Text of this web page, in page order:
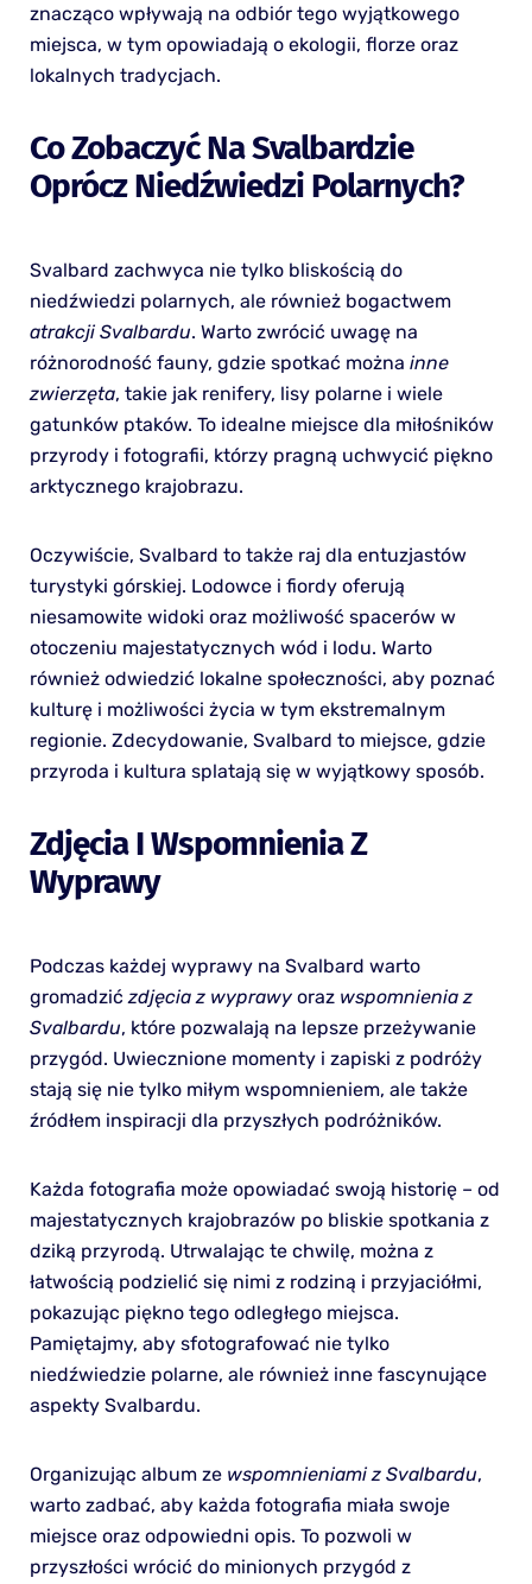
znacząco wpływają na odbiór tego wyjątkowego
miejsca, w tym opowiadają o ekologii, florze oraz
lokalnych tradycjach.
Co Zobaczyć Na Svalbardzie
Oprócz Niedźwiedzi Polarnych?
Svalbard zachwyca nie tylko bliskością do
niedźwiedzi polarnych, ale również bogactwem
atrakcji Svalbardu. Warto zwrócić uwagę na
różnorodność fauny, gdzie spotkać można inne
zwierzęta, takie jak renifery, lisy polarne i wiele
gatunków ptaków. To idealne miejsce dla miłośników
przyrody i fotografii, którzy pragną uchwycić piękno
arktycznego krajobrazu.
Oczywiście, Svalbard to także raj dla entuzjastów
turystyki górskiej. Lodowce i fiordy oferują
niesamowite widoki oraz możliwość spacerów w
otoczeniu majestatycznych wód i lodu. Warto
również odwiedzić lokalne społeczności, aby poznać
kulturę i możliwości życia w tym ekstremalnym
regionie. Zdecydowanie, Svalbard to miejsce, gdzie
przyroda i kultura splatają się w wyjątkowy sposób.
Zdjęcia I Wspomnienia Z
Wyprawy
Podczas każdej wyprawy na Svalbard warto
gromadzićzdjęcia z wyprawyoraz wspomnienia z
Svalbardu, które pozwalają na lepsze przeżywanie
przygód. Uwiecznione momenty i zapiski z podróży
stają się nie tylko miłym wspomnieniem, ale także
źródłem inspiracji dla przyszłych podróżników.
Każda fotografia może opowiadać swoją historię – od
majestatycznych krajobrazów po bliskie spotkania z
dziką przyrodą. Utrwalając te chwilę, można z
łatwością podzielić się nimi z rodziną i przyjaciółmi,
pokazując piękno tego odległego miejsca.
Pamiętajmy, aby sfotografować nie tylko
niedźwiedzie polarne, ale również inne fascynujące
aspekty Svalbardu.
Organizując album ze wspomnieniami z Svalbardu,
warto zadbać, aby każda fotografia miała swoje
miejsce oraz odpowiedni opis. To pozwoli w
przyszłości wrócić do minionych przygód z